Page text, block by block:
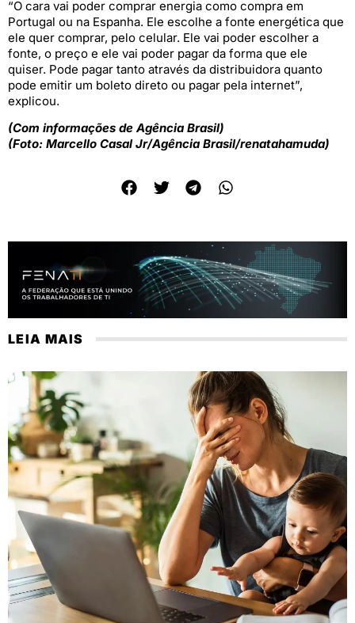
“O cara vai poder comprar energia como compra em
Portugal ou na Espanha. Ele escolhe a fonte energética que
ele quer comprar, pelo celular. Ele vai poder escolher a
fonte, o preço e ele vai poder pagar da forma que ele
quiser. Pode pagar tanto através da distribuidora quanto
pode emitir um boleto direto ou pagar pela internet”,
explicou.
(Com informações de Agência Brasil)
(Foto: Marcello Casal Jr/Agência Brasil/renatahamuda)
LEIA MAIS